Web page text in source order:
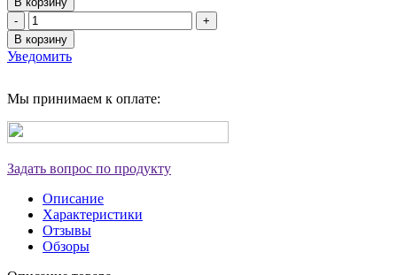
-
+
В корзину
Уведомить
Мы принимаем к оплате:
Задать вопрос по продукту
Описание
Характеристики
Отзывы
Обзоры